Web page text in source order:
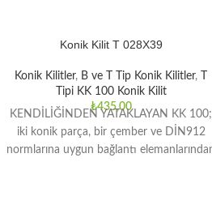
Konik Kilit T 028X39
Konik Kilitler, B ve T Tip Konik Kilitler,
Tipi KK 100 Konik Kilit
₺435,00
KENDİLİĞİNDEN YATAKLAYAN KK 100;
iki konik parça, bir çember ve DİN912
normlarına uygun bağlantı